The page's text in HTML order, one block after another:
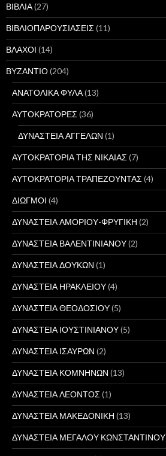
ΒΙΒΛΙΑ(27)
ΒΙΒΛΙΟΠΑΡΟΥΣΙΑΣΕΙΣ (11)
ΒΛΑΧΟΙ (14)
ΒΥΖΑΝΤΙΟ(204)
ΑΝΑΤΟΛΙΚΑ ΦΥΛΑ(13)
ΑΥΤΟΚΡΑΤΟΡΕΣ (36)
ΔΥΝΑΣΤΕΙΑ ΑΓΓΕΛΩΝ (1)
ΑΥΤΟΚΡΑΤΟΡΙΑ ΤΗΣ ΝΙΚΑΙΑΣ (7)
ΑΥΤΟΚΡΑΤΟΡΙΑ ΤΡΑΠΕΖΟΥΝΤΑΣ (4)
ΔΙΩΓΜΟΙ (4)
ΔΥΝΑΣΤΕΙΑ ΑΜΟΡΙΟΥ-ΦΡΥΓΙΚΗ (2)
ΔΥΝΑΣΤΕΙΑ ΒΑΛΕΝΤΙΝΙΑΝΟΥ(2)
ΔΥΝΑΣΤΕΙΑ ΔΟΥΚΩΝ (1)
ΔΥΝΑΣΤΕΙΑ ΗΡΑΚΛΕΙΟΥ(4)
ΔΥΝΑΣΤΕΙΑ ΘΕΟΔΟΣΙΟΥ(5)
ΔΥΝΑΣΤΕΙΑ ΙΟΥΣΤΙΝΙΑΝΟΥ(5)
ΔΥΝΑΣΤΕΙΑ ΙΣΑΥΡΩΝ (2)
ΔΥΝΑΣΤΕΙΑ ΚΟΜΝΗΝΩΝ (13)
ΔΥΝΑΣΤΕΙΑ ΛΕΟΝΤΟΣ (1)
ΔΥΝΑΣΤΕΙΑ ΜΑΚΕΔΟΝΙΚΗ (13)
ΔΥΝΑΣΤΕΙΑ ΜΕΓΑΛΟΥ ΚΩΝΣΤΑΝΤΙΝΟΥ